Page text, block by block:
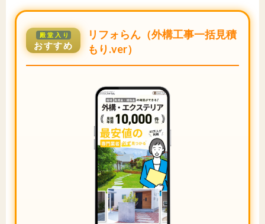
殿堂入り
おすすめ
リフォらん（外構工事一括見積
もり.ver）